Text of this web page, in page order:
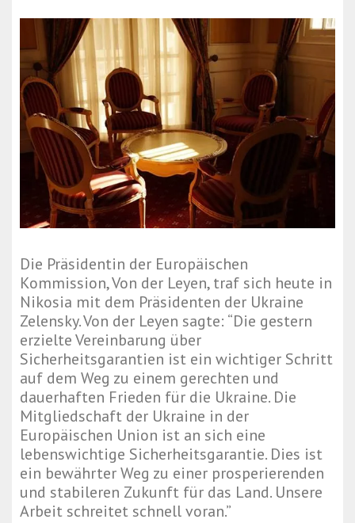
Die Präsidentin der Europäischen
Kommission, Von der Leyen, traf sich heute in
Nikosia mit dem Präsidenten der Ukraine
Zelensky. Von der Leyen sagte: “Die gestern
erzielte Vereinbarung über
Sicherheitsgarantien ist ein wichtiger Schritt
auf dem Weg zu einem gerechten und
dauerhaften Frieden für die Ukraine. Die
Mitgliedschaft der Ukraine in der
Europäischen Union ist an sich eine
lebenswichtige Sicherheitsgarantie. Dies ist
ein bewährter Weg zu einer prosperierenden
und stabileren Zukunft für das Land. Unsere
Arbeit schreitet schnell voran.”